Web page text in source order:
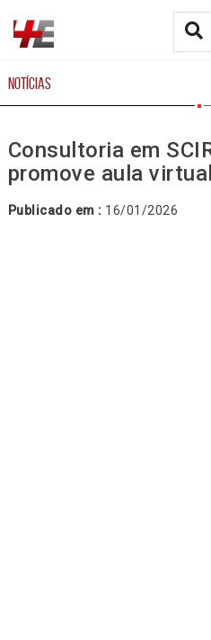
NOTÍCIAS
Consultoria em
promove aula
Publicado em : 16/01/2026